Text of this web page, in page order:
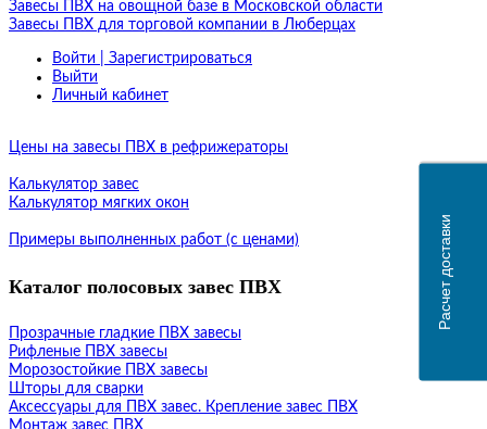
Завесы ПВХ на овощной базе в Московской области
Завесы ПВХ для торговой компании в Люберцах
Войти | Зарегистрироваться
Выйти
Личный кабинет
Цены на завесы ПВХ в рефрижераторы
Калькулятор завес
Калькулятор мягких окон
Примеры выполненных работ (с ценами)
Каталог полосовых завес ПВХ
Прозрачные гладкие ПВХ завесы
Рифленые ПВХ завесы
Морозостойкие ПВХ завесы
Шторы для сварки
Аксессуары для ПВХ завес. Крепление завес ПВХ
Монтаж завес ПВХ
Расчет доставки